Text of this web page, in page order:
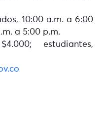
10:00 a.m. a 6:00
a 5:00 p.m.
estudiantes,